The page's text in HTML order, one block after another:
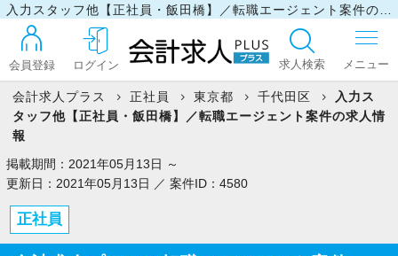
会員登録 ログイン 求人検索
会計求人プラス 正社員 東京都 千代田区
入力ス
タッフ他【正社員・飯田橋】／転職エージェント案件の求人情
報
掲載期間：2021年05月13日 ～
更新日：2021年05月13日 ／ 案件ID：4580
正社員